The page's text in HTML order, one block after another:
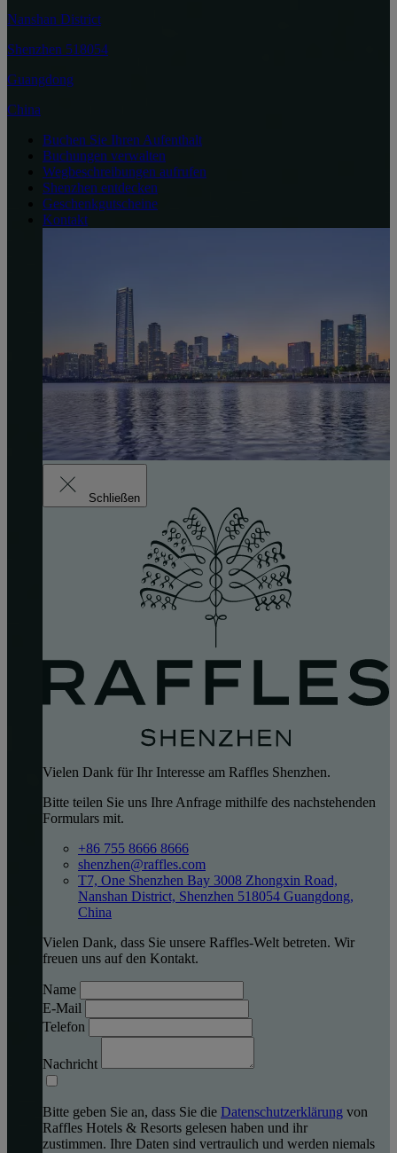
Nanshan District
Shenzhen 518054
Guangdong
China
Buchen Sie Ihren Aufenthalt
Buchungen verwalten
Wegbeschreibungen aufrufen
Shenzhen entdecken
Geschenkgutscheine
Kontakt
Schließen
Vielen Dank für Ihr Interesse am Raffles Shenzhen.
Bitte teilen Sie uns Ihre Anfrage mithilfe des nachstehenden
Formulars mit.
+86 755 8666 8666
shenzhen@raffles.com
T7, One Shenzhen Bay 3008 Zhongxin Road,
Nanshan District, Shenzhen 518054 Guangdong,
China
Vielen Dank, dass Sie unsere Raffles-Welt betreten. Wir
freuen uns auf den Kontakt.
Name
E-Mail
Telefon
Nachricht
Bitte geben Sie an, dass Sie die Datenschutzerklärung von
Raffles Hotels & Resorts gelesen haben und ihr
zustimmen. Ihre Daten sind vertraulich und werden niemals